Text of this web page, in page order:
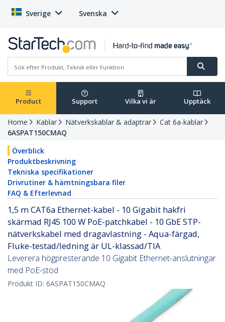
Sverige Svenska
Product Support Vilka vi är Upptäck
Home Kablar Nätverkskablar & adaptrar
Cat 6a-kablar
6ASPAT150CMAQ
Överblick
Produktbeskrivning
Tekniska specifikationer
Drivrutiner & hämtningsbara filer
FAQ & Efterlevnad
1,5 m CAT6a Ethernet-kabel - 10 Gigabit hakfri
skärmad RJ45 100 W PoE-patchkabel - 10 GbE STP-
nätverkskabel med dragavlastning - Aqua-färgad,
Fluke-testad/ledning är UL-klassad/TIA
Leverera högpresterande 10 Gigabit Ethernet-anslutningar
med PoE-stöd
Produkt ID: 6ASPAT150CMAQ